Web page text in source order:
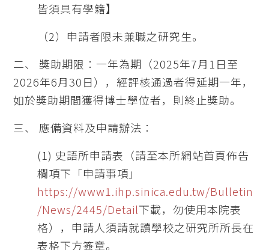
皆須具有學籍】
（2）申請者限未兼職之研究生。
二、 獎助期限：一年為期（2025年7月1日至
2026年6月30日），經評核通過者得延期一年，
如於獎助期間獲得博士學位者，則終止獎助。
三、 應備資料及申請辦法：
(1) 史語所申請表（請至本所網站首頁佈告
欄項下「申請事項」
https://www1.ihp.sinica.edu.tw/Bulletin
/News/2445/Detail下載，勿使用本院表
格），申請人須請就讀學校之研究所所長在
表格下方簽章。